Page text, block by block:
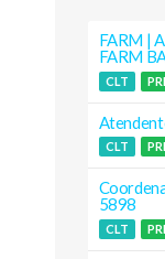
FARM |
FARM
CLT
CLT
5898
CLT